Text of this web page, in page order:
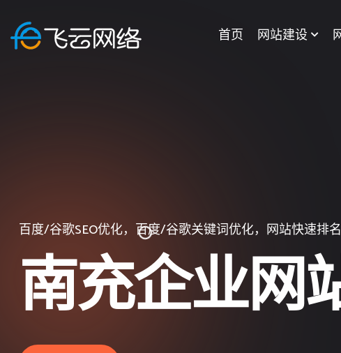
首页 网站建设
提供一站式企业网站建设的网站建设公司
南充企业网
微信小程序开发、百度小程序、抖音/头条小程序开发等
南充小程序
百度/谷歌SEO优化，百度/谷歌关键词优化，网站快速排名
南充企业网
网站建好了没人维护？请全权交给飞云网络，让您坐等订单
南充企业网